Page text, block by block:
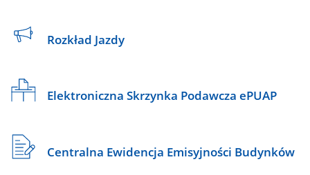
Rozkład Jazdy
Elektroniczna Skrzynka Podawcza ePUAP
Centralna Ewidencja Emisyjności Budynków